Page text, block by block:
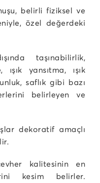
belirli fiziksel ve
özel değerdeki
taşınabilirlik,
yansıtma, ışık
saflık gibi bazı
belirleyen ve
dekoratif amaçlı
kalitesinin en
kesim belirler.